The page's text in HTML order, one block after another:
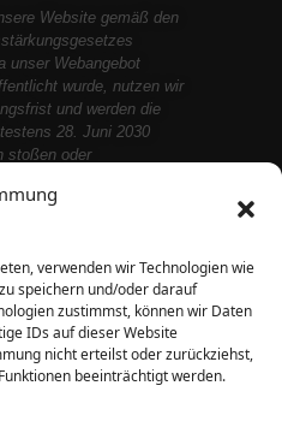
verwenden wir Technologien wie
speichern und/oder darauf
zustimmst, können wir Daten
IDs auf dieser Website
nicht erteilst oder zurückziehst,
beeinträchtigt werden.
Website gemäß den
unser Webangebot
wurde, nutzen wir
und werden die
28. Juni 2030
stoßen oder